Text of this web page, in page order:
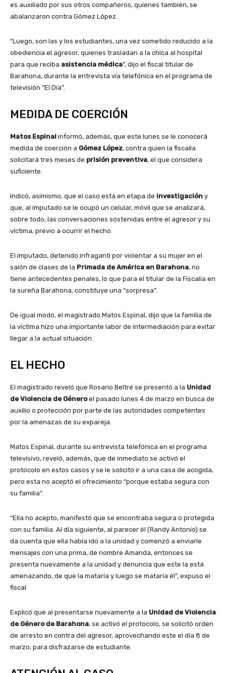
es auxiliado por sus otros compañeros, quienes también, se
abalanzaron contra Gómez López.
“Luego, son las y los estudiantes, una vez sometido reducido a la
obediencia el agresor, quienes trasladan a la chica al hospital
para que reciba asistencia médica”, dijo el fiscal titular de
Barahona, durante la entrevista vía telefónica en el programa de
televisión “El Día”.
MEDIDA DE COERCIÓN
Matos Espinal informó, además, que este lunes se le conocerá
medida de coerción a Gómez López, contra quien la fiscalía
solicitará tres meses de prisión preventiva, el que considera
suficiente.
Indicó, asimismo, que el caso está en etapa de investigación y
que, al imputado se le ocupó un celular, móvil que se analizará,
sobre todo, las conversaciones sostenidas entre el agresor y su
víctima, previo a ocurrir el hecho.
El imputado, detenido infraganti por violentar a su mujer en el
salón de clases de la Primada de América en Barahona, no
tiene antecedentes penales, lo que para el titular de la Fiscalía en
la sureña Barahona, constituye una “sorpresa”.
De igual modo, el magistrado Matos Espinal, dijo que la familia de
la víctima hizo una importante labor de intermediación para evitar
llegar a la actual situación.
EL HECHO
El magistrado reveló que Rosario Beltré se presentó a la Unidad
de Violencia de Géneroel pasado lunes 4 de marzo en busca de
auxilio o protección por parte de las autoridades competentes
por la amenazas de su expareja.
Matos Espinal, durante su entrevista telefónica en el programa
televisivo, reveló, además, que de inmediato se activó el
protocolo en estos casos y se le solicitó ir a una casa de acogida,
pero esta no aceptó el ofrecimiento “porque estaba segura con
su familia”.
“Ella no acepto, manifestó que se encontraba segura o protegida
con su familia. Al día siguiente, al parecer él (Randy Antonio) se
da cuenta que ella había ido a la unidad y comenzó a enviarle
mensajes con una prima, de nombre Amanda, entonces se
presenta nuevamente a la unidad y denuncia que este la está
amenazando, de que la mataría y luego se mataría él”, expuso el
fiscal.
Explicó que al presentarse nuevamente a la Unidad de Violencia
de Género de Barahona, se activó el protocolo, se solicitó orden
de arresto en contra del agresor, aprovechando este el día 8 de
marzo, para disfrazarse de estudiante.